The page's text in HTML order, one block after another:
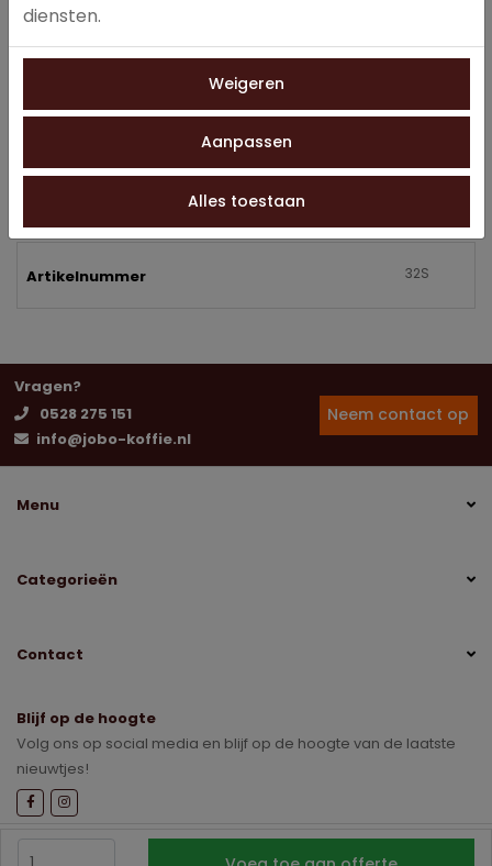
CHOCOLADEMELK
OVERIGE DRANKEN INSTELBAAR (AFHANKELIJK VAN GEKOZEN
Specificaties
Artikelnummer 32S
Vragen?
0528 275 151
info@jobo-koffie.nl
Neem contact op
Menu
Categorieën
Contact
Blijf op de hoogte
Volg ons op social media en blijf op de hoogte van de laatste
nieuwtjes!
Sitemap Disclaimer Privacybeleid
diensten.
Weigeren
Aanpassen
Alles toestaan